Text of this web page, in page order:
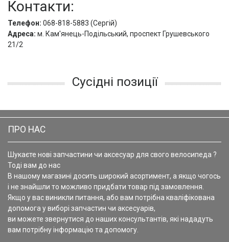
Контакти:
Телефон: 068-818-5883 (Сергій)
Адреса: м. Кам'янець-Подільський, проспект Грушевського
21/2
Сусідні позиції
ПРО НАС
Шукаєте нові запчастини чи аксесуар для свого велосипеда ?
Тоді вам до нас
В нашому магазині досить широкий асортимент, а якщо чогось
і не знайшли то можливо придбати товар під замовлення.
Якщо у вас виникли питання, або вам потрібна кваліфікована
допомога у виборі запчастин чи аксесуарів,
ви можете звернутися до наших консультантів, які нададуть
вам потрібну інформацію та допомогу.